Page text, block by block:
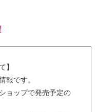
】
報です。
ョップで発売予定の